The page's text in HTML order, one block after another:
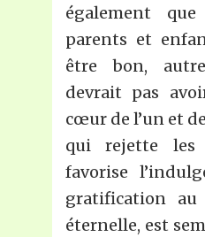
également
parents et
être bon,
devrait pas
cœur de l’un et
qui rejette les
favorise
gratification
éternelle, est